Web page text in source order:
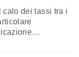
calo dei tassi tra i